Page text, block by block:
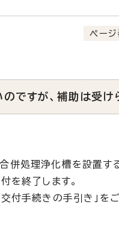
ペー
ですが、補助は受け
併処理浄化槽を設置す
を終了します。
付手続きの手引き」を